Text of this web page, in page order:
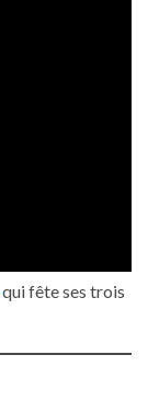
qui fête ses trois